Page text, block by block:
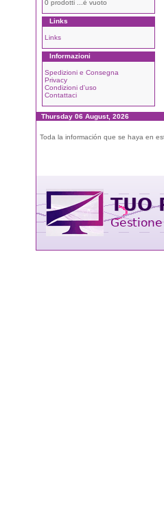
0 prodotti ...è vuoto
Links
Links
Informazioni
Spedizioni e Consegna
Privacy
Condizioni d'uso
Contattaci
Thursday 06 August, 2026
Toda la información que se haya en